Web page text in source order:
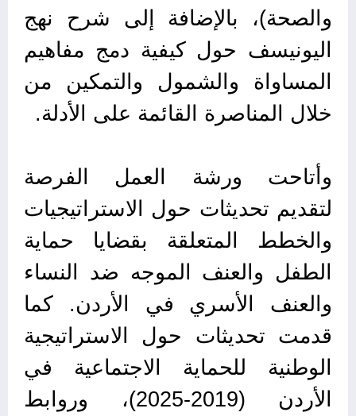
والصحة)، بالإضافة إلى شرح نهج
اليونيسف حول كيفية دمج مفاهيم
المساواة والشمول والتمكين من
خلال المناصرة القائمة على الأدلة.
وأتاحت ورشة العمل الفرصة
لتقديم تحديثات حول الاستراتيجيات
والخطط المتعلقة بقضايا حماية
الطفل والعنف الموجه ضد النساء
والعنف الأسري في الأردن. كما
قدمت تحديثات حول الاستراتيجية
الوطنية للحماية الاجتماعية في
الأردن (2019-2025)، وروابط